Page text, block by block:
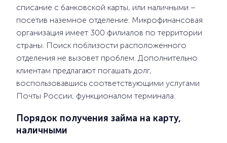
списание с банковской карты, или наличными –
посетив наземное отделение. Микрофинансовая
организация имеет 300 филиалов по территории
страны. Поиск поблизости расположенного
отделения не вызовет проблем. Дополнительно
клиентам предлагают погашать долг,
воспользовавшись соответствующими услугами
Почты России, функционалом терминала.
Порядок получения займа на карту,
наличными